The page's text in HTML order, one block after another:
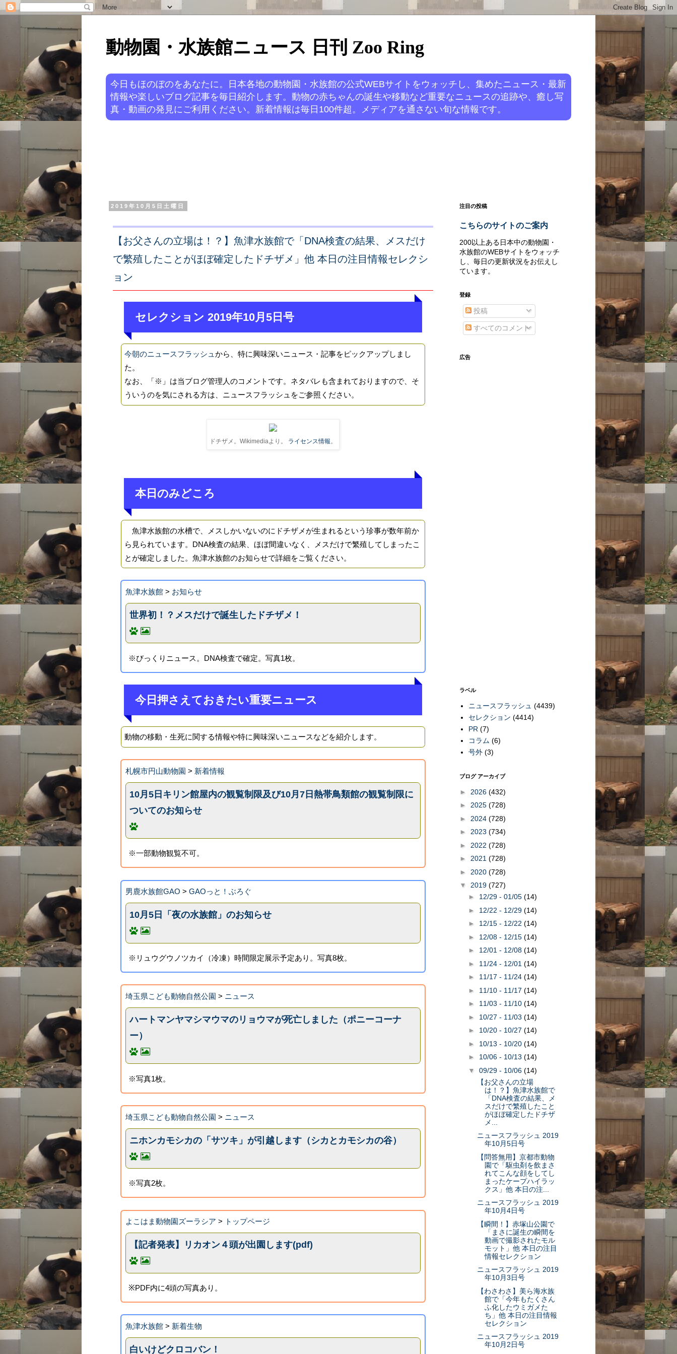
動物園・水族館ニュース 日刊 Zoo Ring
今日もほのぼのをあなたに。日本各地の動物園・水族館の公式WEBサイトをウォッチし、集めたニュース・最新
情報や楽しいブログ記事を毎日紹介します。動物の赤ちゃんの誕生や移動など重要なニュースの追跡や、癒し写
真・動画の発見にご利用ください。新着情報は毎日100件超。メディアを通さない旬な情報です。
2019年10月5日土曜日
【お父さんの立場は！？】魚津水族館で「DNA検査の結果、メスだけ
で繁殖したことがほぼ確定したドチザメ」他 本日の注目情報セレクシ
ョン
セレクション 2019年10月5日号
今朝のニュースフラッシュから、特に興味深いニュース・記事をピックアップしまし
た。
なお、「※」は当ブログ管理人のコメントです。ネタバレも含まれておりますので、そ
ういうのを気にされる方は、ニュースフラッシュをご参照ください。
ドチザメ。Wikimediaより。 ライセンス情報 。
本日のみどころ
魚津水族館の水槽で、メスしかいないのにドチザメが生まれるという珍事が数年前か
ら見られています。DNA検査の結果、ほぼ間違いなく、メスだけで繁殖してしまったこ
とが確定しました。魚津水族館のお知らせで詳細をご覧ください。
魚津水族館 > お知らせ
世界初！？メスだけで誕生したドチザメ！
※びっくりニュース。DNA検査で確定。写真1枚。
今日押さえておきたい重要ニュース
動物の移動・生死に関する情報や特に興味深いニュースなどを紹介します。
札幌市円山動物園 > 新着情報
10月5日キリン館屋内の観覧制限及び10月7日熱帯鳥類館の観覧制限に
ついてのお知らせ
※一部動物観覧不可。
男鹿水族館GAO >GAOっと！ぶろぐ
10月5日「夜の水族館」のお知らせ
※リュウグウノツカイ（冷凍）時間限定展示予定あり。写真8枚。
埼玉県こども動物自然公園 > ニュース
ハートマンヤマシマウマのリョウマが死亡しました（ポニーコーナ
ー）
※写真1枚。
埼玉県こども動物自然公園 > ニュース
ニホンカモシカの「サツキ」が引越します（シカとカモシカの谷）
※写真2枚。
よこはま動物園ズーラシア > トップページ
【記者発表】リカオン４頭が出園します(pdf)
※PDF内に4頭の写真あり。
魚津水族館 > 新着生物
白いけどクロコバン！
注目の投稿
こちらのサイトのご案内
200以上ある日本中の動物園・
水族館のWEBサイトをウォッチ
し、毎日の更新状況をお伝えし
ています。
登録
投稿
すべてのコメント
広告
ラベル
ニュースフラッシュ (4439)
セレクション (4414)
PR (7)
コラム (6)
号外 (3)
ブログ アーカイブ
► 2026 (432)
► 2025 (728)
► 2024 (728)
► 2023 (734)
► 2022 (728)
► 2021 (728)
► 2020 (728)
▼ 2019 (727)
► 12/29 - 01/05 (14)
► 12/22 - 12/29 (14)
► 12/15 - 12/22 (14)
► 12/08 - 12/15 (14)
► 12/01 - 12/08 (14)
► 11/24 - 12/01 (14)
► 11/17 - 11/24 (14)
► 11/10 - 11/17 (14)
► 11/03 - 11/10 (14)
► 10/27 - 11/03 (14)
► 10/20 - 10/27 (14)
► 10/13 - 10/20 (14)
► 10/06 - 10/13 (14)
▼ 09/29 - 10/06 (14)
【お父さんの立場
は！？】魚津水族館で
「DNA検査の結果、メ
スだけで繁殖したこと
がほぼ確定したドチザ
メ...
ニュースフラッシュ 2019
年10月5日号
【問答無用】京都市動物
園で「駆虫剤を飲まさ
れてこんな顔をしてし
まったケープハイラッ
クス」他 本日の注...
ニュースフラッシュ 2019
年10月4日号
【瞬間！】赤塚山公園で
「まさに誕生の瞬間を
動画で撮影されたモル
モット」他 本日の注目
情報セレクション
ニュースフラッシュ 2019
年10月3日号
【わさわさ】美ら海水族
館で「今年もたくさん
ふ化したウミガメた
ち」他 本日の注目情報
セレクション
ニュースフラッシュ 2019
年10月2日号